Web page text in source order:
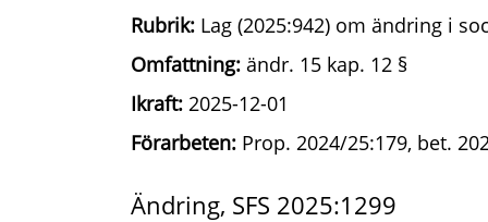
Rubrik: Lag (2025:942) om ändring i
Omfattning: ändr. 15 kap. 12 §
Ikraft: 2025-12-01
Förarbeten: Prop. 2024/25:179, bet.
Ändring, SFS 2025:1299